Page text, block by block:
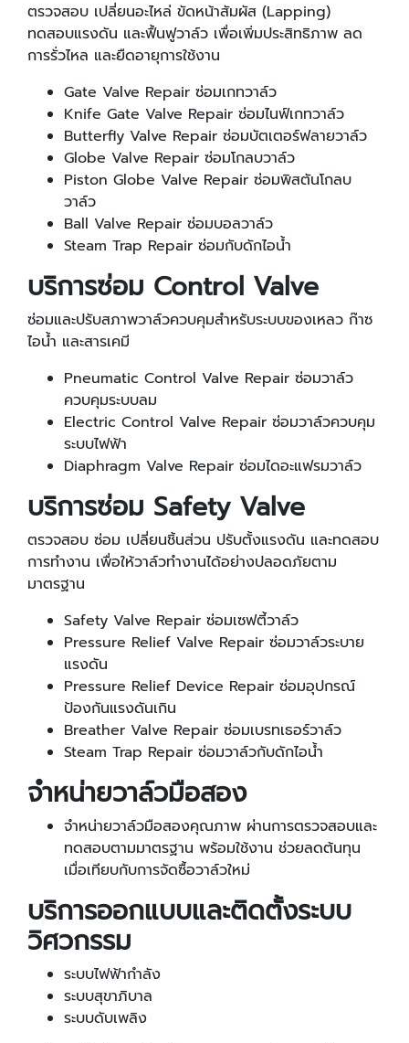
ตรวจสอบ เปลี่ยนอะไหล่ ขัดหน้าสัมผัส (Lapping)
ทดสอบแรงดัน และฟื้นฟูวาล์ว เพื่อเพิ่มประสิทธิภาพ ลด
การรั่วไหล และยืดอายุการใช้งาน
Gate Valve Repair ซ่อมเกทวาล์ว
Knife Gate Valve Repair ซ่อมไนฟ์เกทวาล์ว
Butterfly Valve Repair ซ่อมบัตเตอร์ฟลายวาล์ว
Globe Valve Repair ซ่อมโกลบวาล์ว
Piston Globe Valve Repair ซ่อมพิสตันโกลบ
วาล์ว
Ball Valve Repair ซ่อมบอลวาล์ว
Steam Trap Repair ซ่อมกับดักไอน้ำ
บริการซ่อม Control Valve
ซ่อมและปรับสภาพวาล์วควบคุมสำหรับระบบของเหลว ก๊าซ
ไอน้ำ และสารเคมี
Pneumatic Control Valve Repair ซ่อมวาล์ว
ควบคุมระบบลม
Electric Control Valve Repair ซ่อมวาล์วควบคุม
ระบบไฟฟ้า
Diaphragm Valve Repair ซ่อมไดอะแฟรมวาล์ว
บริการซ่อม Safety Valve
ตรวจสอบ ซ่อม เปลี่ยนชิ้นส่วน ปรับตั้งแรงดัน และทดสอบ
การทำงาน เพื่อให้วาล์วทำงานได้อย่างปลอดภัยตาม
มาตรฐาน
Safety Valve Repair ซ่อมเซฟตี้วาล์ว
Pressure Relief Valve Repair ซ่อมวาล์วระบาย
แรงดัน
Pressure Relief Device Repair ซ่อมอุปกรณ์
ป้องกันแรงดันเกิน
Breather Valve Repair ซ่อมเบรทเธอร์วาล์ว
Steam Trap Repair ซ่อมวาล์วกับดักไอน้ำ
จำหน่ายวาล์วมือสอง
จำหน่ายวาล์วมือสองคุณภาพ ผ่านการตรวจสอบและ
ทดสอบตามมาตรฐาน พร้อมใช้งาน ช่วยลดต้นทุน
เมื่อเทียบกับการจัดซื้อวาล์วใหม่
บริการออกแบบและติดตั้งระบบ
วิศวกรรม
ระบบไฟฟ้ากำลัง
ระบบสุขาภิบาล
ระบบดับเพลิง